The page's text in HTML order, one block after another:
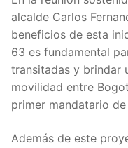
alcalde Carlos
beneficios de esta
63 es fundamental
transitadas y brindar
movilidad entre
primer mandatario
Además de este